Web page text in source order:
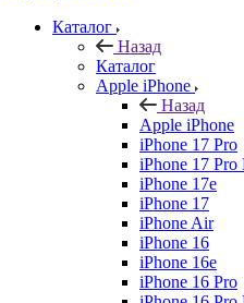
Каталог
Назад
Каталог
Apple iPhone
Назад
Apple iPhone
iPhone 17 Pro
iPhone 17 Pro
iPhone 17e
iPhone 17
iPhone Air
iPhone 16
iPhone 16e
iPhone 16 Pro